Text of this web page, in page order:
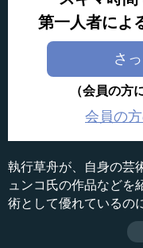
第一人者によ
さ
（会員の方
会員の
執行草舟が、自身の芸
ュンコ氏の作品などを
術として優れているの
た人たちの作品を「憂
その大きなきっかけは